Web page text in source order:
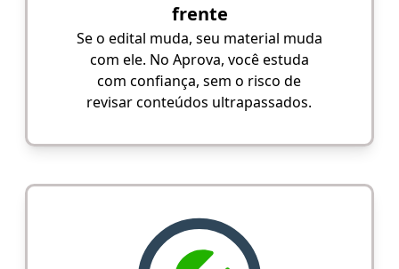
frente
Se o edital muda, seu material muda
com ele. No Aprova, você estuda
com confiança, sem o risco de
revisar conteúdos ultrapassados.